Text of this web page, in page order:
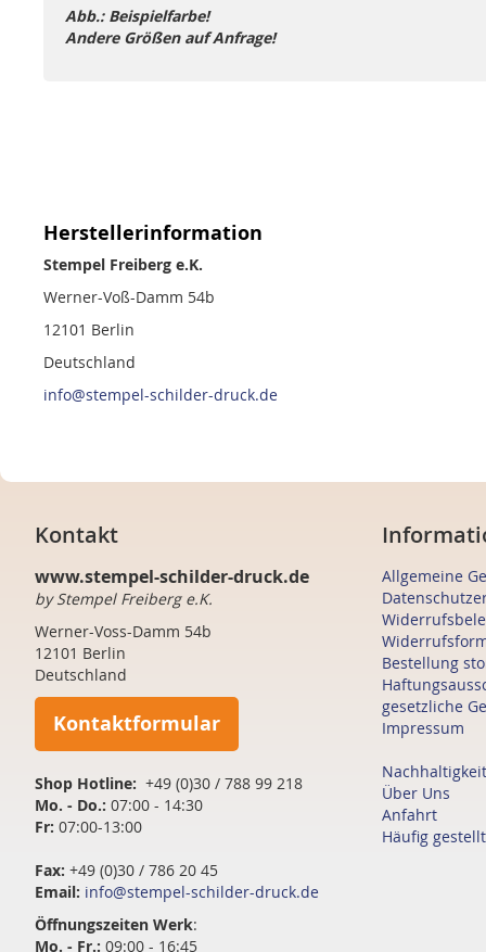
Abb.: Beispielfarbe!
Andere Größen auf Anfrage!
Herstellerinformation
Stempel Freiberg e.K.
Werner-Voß-Damm 54b
12101 Berlin
Deutschland
info@stempel-schilder-druck.de
Kontakt
www.stempel-schilder-druck.de
by Stempel Freiberg e.K.
Werner-Voss-Damm 54b
12101 Berlin
Deutschland
Kontaktformular
Shop Hotline: +49 (0)30 / 788 99 218
Mo. - Do.: 07:00 - 14:30
Fr: 07:00-13:00
Fax: +49 (0)30 / 786 20 45
Email: info@stempel-schilder-druck.de
Öffnungszeiten Werk:
Mo. - Fr.: 09:00 - 16:45
Allgemeine
Bestellung
gesetzliche
Impressum
Nachhaltigkeit
Über Uns
Anfahrt
Häufig